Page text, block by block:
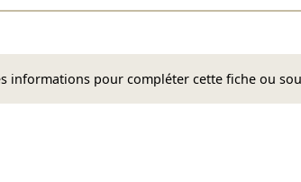
informations pour compléter cette fiche ou